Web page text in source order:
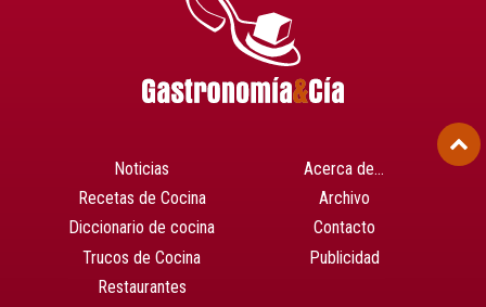
Noticias
Recetas de Cocina
Diccionario de cocina
Trucos de Cocina
Restaurantes
Acerca de…
Archivo
Contacto
Publicidad